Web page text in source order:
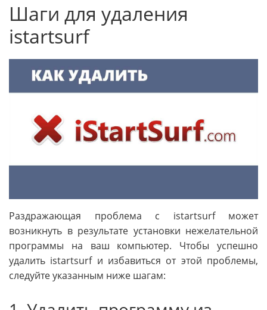
Шаги для удаления
istartsurf
Раздражающая проблема с istartsurf может
возникнуть в результате установки нежелательной
программы на ваш компьютер. Чтобы успешно
удалить istartsurf и избавиться от этой проблемы,
следуйте указанным ниже шагам: